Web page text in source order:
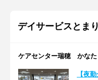
デイサービスとま
ケアセンター瑞穂 かな
【夜